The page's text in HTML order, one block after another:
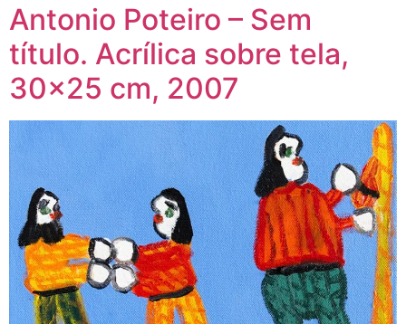
Antonio Poteiro – Sem
título. Acrílica sobre tela,
30×25 cm, 2007